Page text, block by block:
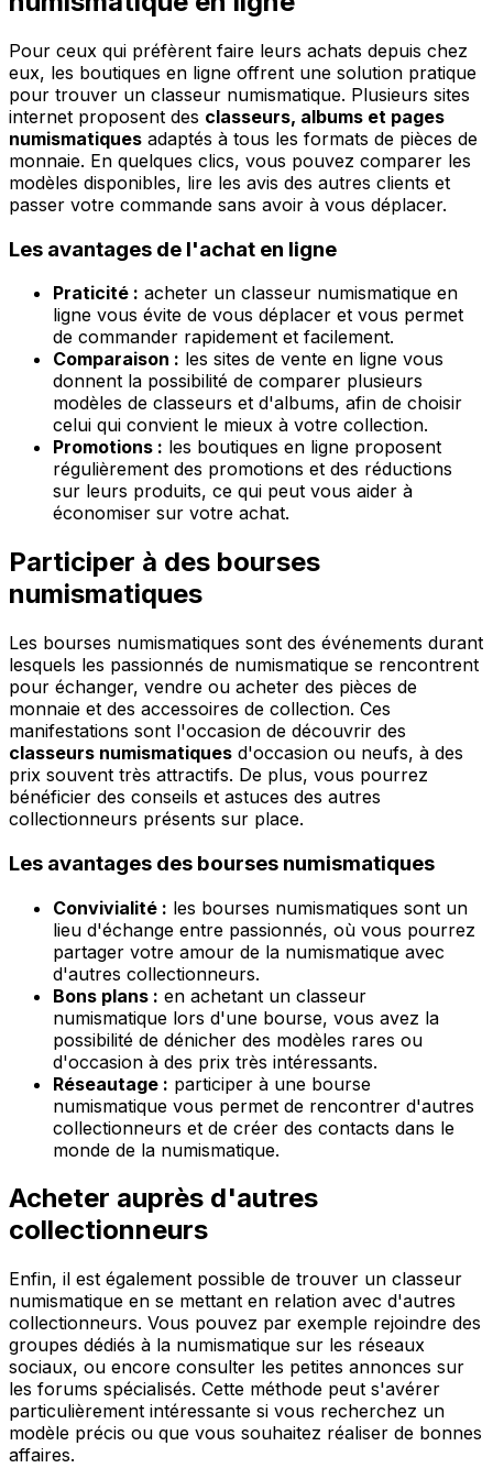
Pour ceux qui préfèrent faire leurs achats depuis chez
eux, les boutiques en ligne offrent une solution pratique
pour trouver un classeur numismatique. Plusieurs sites
internet proposent des classeurs, albums et pages
numismatiques adaptés à tous les formats de pièces de
monnaie. En quelques clics, vous pouvez comparer les
modèles disponibles, lire les avis des autres clients et
passer votre commande sans avoir à vous déplacer.
Les avantages de l'achat en ligne
Praticité : acheter un classeur numismatique en
ligne vous évite de vous déplacer et vous permet
de commander rapidement et facilement.
Comparaison : les sites de vente en ligne vous
donnent la possibilité de comparer plusieurs
modèles de classeurs et d'albums, afin de choisir
celui qui convient le mieux à votre collection.
Promotions : les boutiques en ligne proposent
régulièrement des promotions et des réductions
sur leurs produits, ce qui peut vous aider à
économiser sur votre achat.
Participer à des bourses
numismatiques
Les bourses numismatiques sont des événements durant
lesquels les passionnés de numismatique se rencontrent
pour échanger, vendre ou acheter des pièces de
monnaie et des accessoires de collection. Ces
manifestations sont l'occasion de découvrir des
classeurs numismatiques d'occasion ou neufs, à des
prix souvent très attractifs. De plus, vous pourrez
bénéficier des conseils et astuces des autres
collectionneurs présents sur place.
Les avantages des bourses numismatiques
Convivialité : les bourses numismatiques sont un
lieu d'échange entre passionnés, où vous pourrez
partager votre amour de la numismatique avec
d'autres collectionneurs.
Bons plans : en achetant un classeur
numismatique lors d'une bourse, vous avez la
possibilité de dénicher des modèles rares ou
d'occasion à des prix très intéressants.
Réseautage : participer à une bourse
numismatique vous permet de rencontrer d'autres
collectionneurs et de créer des contacts dans le
monde de la numismatique.
Acheter auprès d'autres
collectionneurs
Enfin, il est également possible de trouver un classeur
numismatique en se mettant en relation avec d'autres
collectionneurs. Vous pouvez par exemple rejoindre des
groupes dédiés à la numismatique sur les réseaux
sociaux, ou encore consulter les petites annonces sur
les forums spécialisés. Cette méthode peut s'avérer
particulièrement intéressante si vous recherchez un
modèle précis ou que vous souhaitez réaliser de bonnes
affaires.